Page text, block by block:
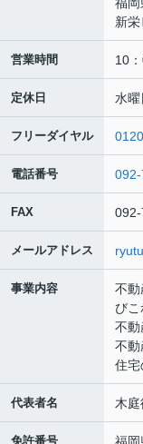
新
営業時間 10
定休日 水曜
フリーダイヤル
電話番号
FAX 092-
メールアドレス
事業内容
不動
びこ
不動
不動
住宅
代表者名 木庭
免許番号 福